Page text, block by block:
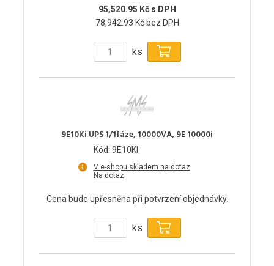
95,520.95 Kč s DPH
78,942.93 Kč bez DPH
ks
9E10Ki UPS 1/1fáze, 10000VA, 9E 10000i
Kód: 9E10KI
V e-shopu skladem na dotaz
Na dotaz
Cena bude upřesněna při potvrzení objednávky.
ks